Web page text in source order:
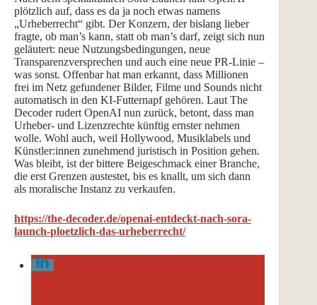
plötzlich auf, dass es da ja noch etwas namens
„Urheberrecht“ gibt. Der Konzern, der bislang lieber
fragte, ob man’s kann, statt ob man’s darf, zeigt sich nun
geläutert: neue Nutzungsbedingungen, neue
Transparenzversprechen und auch eine neue PR-Linie –
was sonst. Offenbar hat man erkannt, dass Millionen
frei im Netz gefundener Bilder, Filme und Sounds nicht
automatisch in den KI-Futternapf gehören. Laut The
Decoder rudert OpenAI nun zurück, betont, dass man
Urheber- und Lizenzrechte künftig ernster nehmen
wolle. Wohl auch, weil Hollywood, Musiklabels und
Künstler:innen zunehmend juristisch in Position gehen.
Was bleibt, ist der bittere Beigeschmack einer Branche,
die erst Grenzen austestet, bis es knallt, um sich dann
als moralische Instanz zu verkaufen.
https://the-decoder.de/openai-entdeckt-nach-sora-
launch-ploetzlich-das-urheberrecht/